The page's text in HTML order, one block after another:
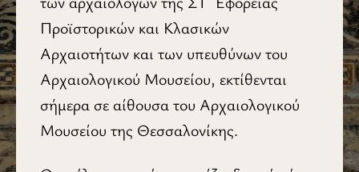
Προϊστορικών και Κλασικών
Αρχαιοτήτων και των υπευθύνων του
Αρχαιολογικού Μουσείου, εκτίθενται
σήμερα σε αίθουσα του Αρχαιολογικού
Μουσείου της Θεσσαλονίκης.